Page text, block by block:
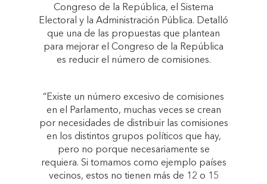
Congreso de la República, el Sistema
Electoral y la Administración Pública. Detalló
que una de las propuestas que plantean
para mejorar el Congreso de la República
es reducir el número de comisiones.
“Existe un número excesivo de comisiones
en el Parlamento, muchas veces se crean
por necesidades de distribuir las comisiones
en los distintos grupos políticos que hay,
pero no porque necesariamente se
requiera. Si tomamos como ejemplo países
vecinos, estos no tienen más de 12 o 15